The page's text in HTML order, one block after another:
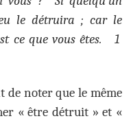
le détruira ; car le
ce que vous êtes. 1
de noter que le même
« être détruit » et «